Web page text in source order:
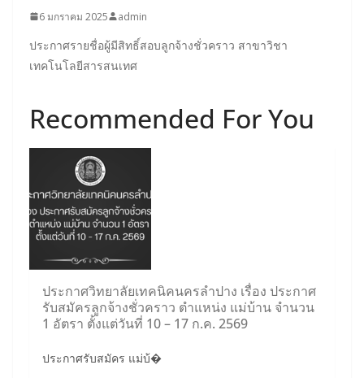
6 มกราคม 2025 admin
ประกาศรายชื่อผู้มีสิทธิ์สอบลูกจ้างชั่วคราว สาขาวิชา
เทคโนโลยีสารสนเทศ
Recommended For You
ประกาศวิทยาลัยเทคนิคนครลำปาง เรื่อง ประกาศ
รับสมัครลูกจ้างชั่วคราว ตำแหน่ง แม่บ้าน จำนวน
1 อัตรา ตั้งแต่วันที่ 10 – 17 ก.ค. 2569
ประกาศรับสมัคร แม่บ้�